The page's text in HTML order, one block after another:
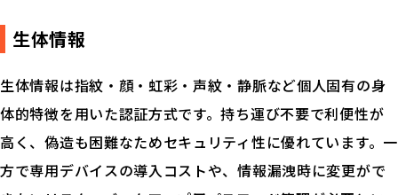
生体情報
生体情報は指紋・顔・虹彩・声紋・静脈など個人固有の身
体的特徴を用いた認証方式です。持ち運び不要で利便性が
高く、偽造も困難なためセキュリティ性に優れています。一
方で専用デバイスの導入コストや、情報漏洩時に変更がで